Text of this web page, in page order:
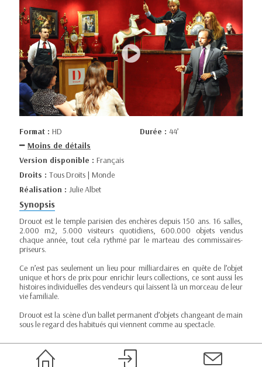
Format : HD Durée : 44’
Moins de détails
Version disponible : Français
Droits : Tous Droits | Monde
Réalisation : Julie Albet
Synopsis
Drouot est le temple parisien des enchères depuis 150 ans. 16 salles,
2.000 m2, 5.000 visiteurs quotidiens, 600.000 objets vendus
chaque année, tout cela rythmé par le marteau des commissaires-
priseurs.
Ce n’est pas seulement un lieu pour milliardaires en quête de l’objet
unique et hors de prix pour enrichir leurs collections, ce sont aussi les
histoires individuelles des vendeurs qui laissent là un morceau de leur
vie familiale.
Drouot est la scène d'un ballet permanent d’objets changeant de main
sous le regard des habitués qui viennent comme au spectacle.